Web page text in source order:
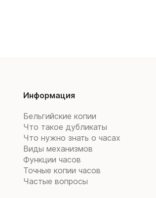
Информация
Бельгийские копии
Что такое дубликаты
Что нужно знать о часах
Виды механизмов
Функции часов
Точные копии часов
Частые вопросы